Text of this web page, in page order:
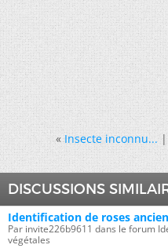
« Insecte inconnu...
DISCUSSIONS
Identification de roses
Par invite226b9611 dans le forum
végétales